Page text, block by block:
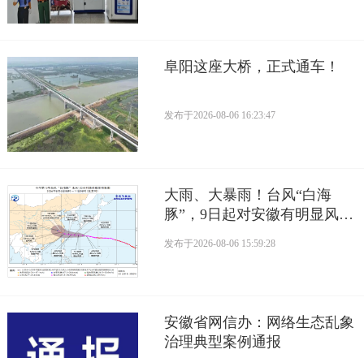
阜阳这座大桥，正式通车！
发布于2026-08-06 16:23:47
大雨、大暴雨！台风“白海
豚”，9日起对安徽有明显风雨
发布于2026-08-06 15:59:28
安徽省网信办：网络生态乱象
治理典型案例通报